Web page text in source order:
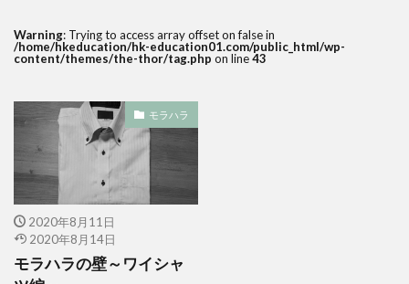
Warning: Trying to access array offset on false in
/home/hkeducation/hk-education01.com/public_html/wp-
content/themes/the-thor/tag.php on line43
モラハラ
2020年8月11日
2020年8月14日
モラハラの壁～ワイシャ